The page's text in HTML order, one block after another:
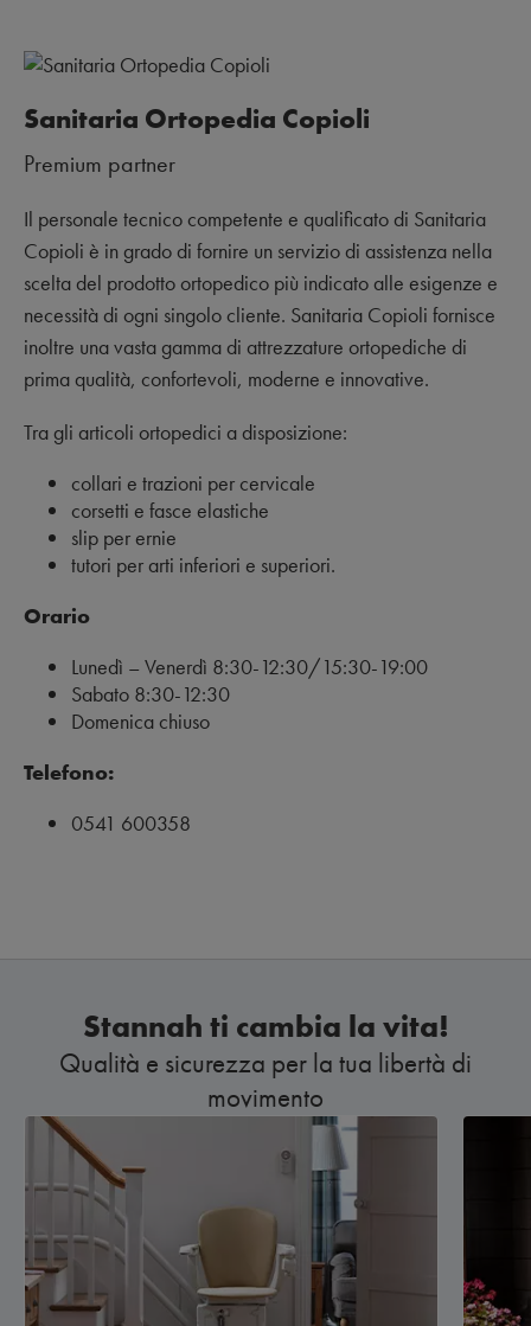
Sanitaria Ortopedia Copioli
Premium partner
Il personale tecnico competente e qualificato di Sanitaria
Copioli è in grado di fornire un servizio di assistenza nella
scelta del prodotto ortopedico più indicato alle esigenze e
necessità di ogni singolo cliente. Sanitaria Copioli fornisce
inoltre una vasta gamma di attrezzature ortopediche di
prima qualità, confortevoli, moderne e innovative.
Tra gli articoli ortopedici a disposizione:
collari e trazioni per cervicale
corsetti e fasce elastiche
slip per ernie
tutori per arti inferiori e superiori.
Orario
Lunedì – Venerdì 8:30-12:30/15:30-19:00
Sabato 8:30-12:30
Domenica chiuso
Telefono:
0541 600358
Stannah ti cambia la vita!
Qualità e sicurezza per la tua libertà di
movimento